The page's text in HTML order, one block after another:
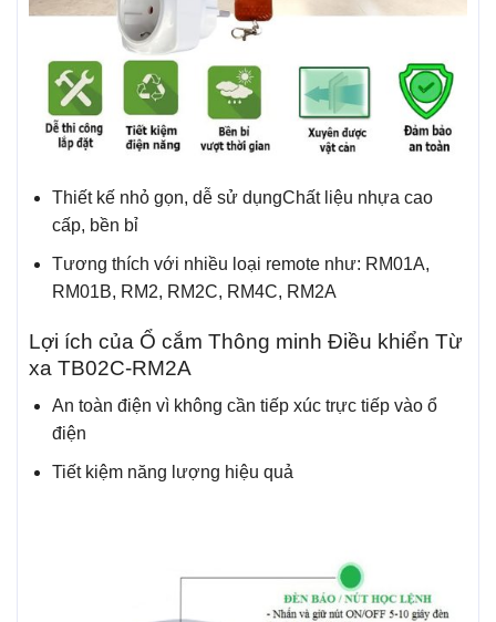
Thiết kế nhỏ gọn, dễ sử dụngChất liệu nhựa cao
cấp, bền bỉ
Tương thích với nhiều loại remote như: RM01A,
RM01B, RM2, RM2C, RM4C, RM2A
Lợi ích của Ổ cắm Thông minh Điều khiển Từ
xa TB02C-RM2A
An toàn điện vì không cần tiếp xúc trực tiếp vào ổ
điện
Tiết kiệm năng lượng hiệu quả